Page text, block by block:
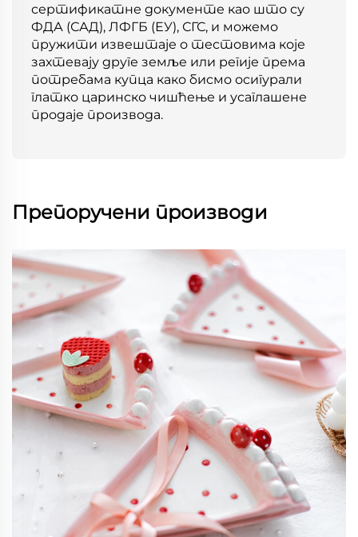
сертификатне документе као што су
ФДА (САД), ЛФГБ (ЕУ), СГС, и можемо
пружити извештаје о тестовима које
захтевају друге земље или регије према
потребама купца како бисмо осигурали
глатко царинско чишћење и усаглашене
продаје производа.
Препоручени производи